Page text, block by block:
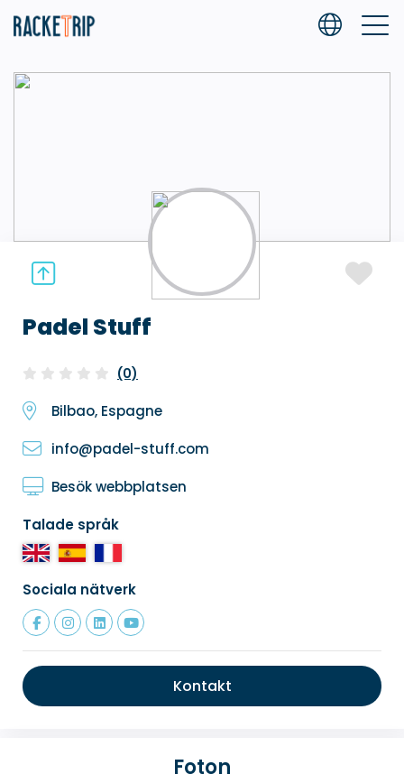
Padel Stuff
(0)
Bilbao, Espagne
info@padel-stuff.com
Besök webbplatsen
Talade språk
Sociala nätverk
Kontakt
Foton